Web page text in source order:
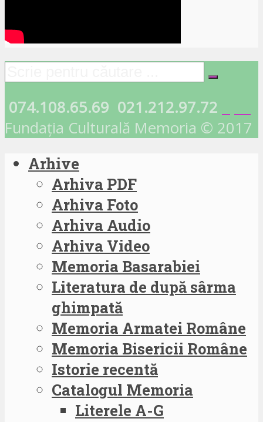
074.108.65.69 021.212.97.72
Fundația Culturală Memoria © 2017
Arhive
Arhiva PDF
Arhiva Foto
Arhiva Audio
Arhiva Video
Memoria Basarabiei
Literatura de după sârma
ghimpată
Memoria Armatei Române
Memoria Bisericii Române
Istorie recentă
Catalogul Memoria
Literele A-G